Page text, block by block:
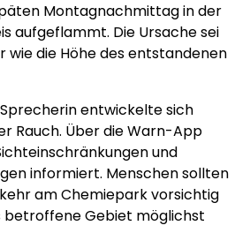
Montagnachmittag in der
aufgeflammt. Die Ursache sei
wie die Höhe des entstandenen
entwickelte sich
Rauch. Über die Warn-App
und
informiert. Menschen sollten
am Chemiepark vorsichtig
Gebiet möglichst